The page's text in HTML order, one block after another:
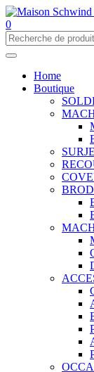
0
Home
Boutique